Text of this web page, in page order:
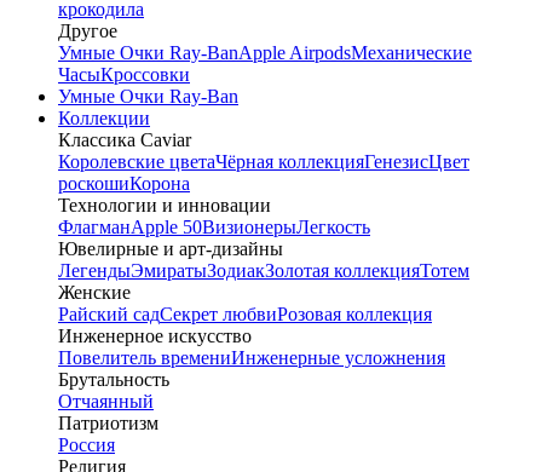
крокодила
Другое
Умные Очки Ray-BanApple AirpodsМеханические
ЧасыКроссовки
Умные Очки Ray-Ban
Коллекции
Классика Caviar
Королевские цветаЧёрная коллекцияГенезисЦвет
роскошиКорона
Технологии и инновации
ФлагманApple 50ВизионерыЛегкость
Ювелирные и арт-дизайны
ЛегендыЭмиратыЗодиакЗолотая коллекцияТотем
Женские
Райский садСекрет любвиРозовая коллекция
Инженерное искусство
Повелитель времениИнженерные усложнения
Брутальность
Отчаянный
Патриотизм
Россия
Религия